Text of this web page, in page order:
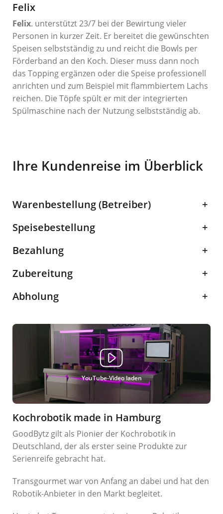
Felix
Felix. unterstützt 23/7 bei der Bewirtung vieler
Personen in kurzer Zeit. Er bereitet die gewünschten
Speisen selbstständig zu und reicht die Bowls per
Förderband an den Koch. Dieser muss dann noch
das Topping ergänzen oder die Speise professionell
anrichten und zum Beispiel mit flammbiertem Lachs
reichen. Die Töpfe spült er mit der integrierten
Spülmaschine nach der Nutzung selbstständig ab.
Ihre Kundenreise im Überblick
Warenbestellung (Betreiber)
+
Speisebestellung
+
Bezahlung
+
Zubereitung
+
Abholung
+
YouTube-Video laden
Kochrobotik made in Hamburg
GoodBytz gilt als Pionier der Kochrobotik in
Deutschland, der als erster seine Produkte zur
Serienreife gebracht hat.
Transgourmet war von Anfang an dabei und hat den
Robotik-Anbieter in den Markt begleitet.